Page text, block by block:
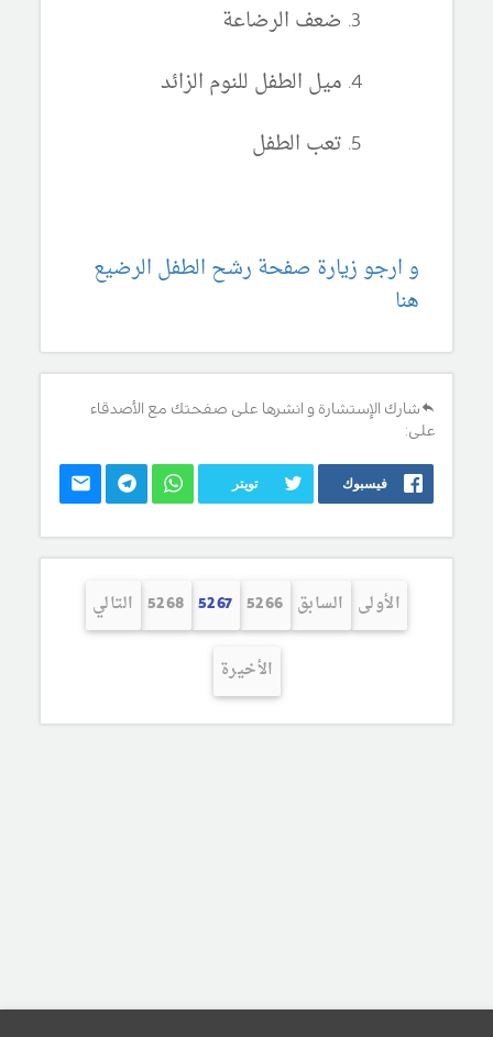
ضعف الرضاعة
ميل الطفل للنوم الزائد
تعب الطفل
و ارجو زيارة صفحة رشح الطفل الرضيع
هنا
شارك الإستشارة و انشرها على صفحتك مع الأصدقاء
على:
فيسبوك تويتر
الأولى السابق 5266
5267
5268 التالي
الأخيرة